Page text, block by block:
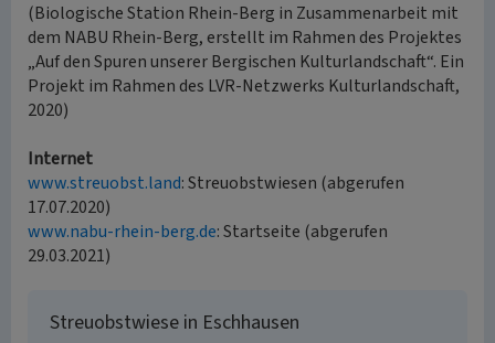
(Biologische Station Rhein-Berg in Zusammenarbeit mit
dem NABU Rhein-Berg, erstellt im Rahmen des Projektes
„Auf den Spuren unserer Bergischen Kulturlandschaft“. Ein
Projekt im Rahmen des LVR-Netzwerks Kulturlandschaft,
2020)
Internet
www.streuobst.land: Streuobstwiesen (abgerufen
17.07.2020)
www.nabu-rhein-berg.de: Startseite (abgerufen
29.03.2021)
Streuobstwiese in Eschhausen